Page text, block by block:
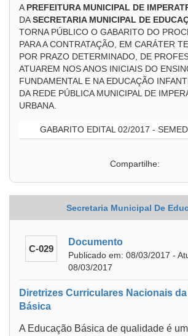
A PREFEITURA MUNICIPAL DE
DASECRETARIA MUNICIPAL DE
TORNA PÚBLICO O GABARITO DO
PARA A CONTRATAÇÃO, EM CARÁTER
POR PRAZO DETERMINADO, DE
ATUAREM NOS ANOS INICIAIS DO
FUNDAMENTAL E NA EDUCAÇÃO
DA REDE PÚBLICA MUNICIPAL DE
URBANA.
GABARITO EDITAL 02/2017 - SEMED
Compartilhe:
Secretaria Municipal De
C-029
Documento
Publicado em: 08/03/2017 -
08/03/2017
Diretrizes Curriculares Nacionais
Básica
A Educação Básica de qualidade é